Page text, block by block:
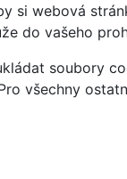
si webová
do vašeho
soubory
všechny